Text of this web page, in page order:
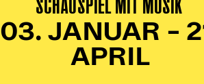
03. JANUAR –
APRIL